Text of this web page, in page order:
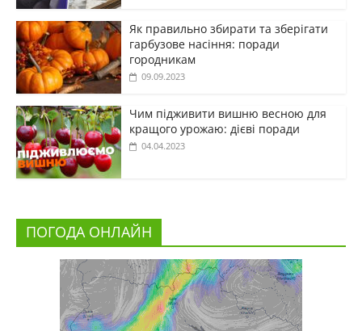
Як правильно збирати та зберігати
гарбузове насіння: поради
городникам
09.09.2023
Чим підживити вишню весною для
кращого урожаю: дієві поради
04.04.2023
ПОГОДА ОНЛАЙН